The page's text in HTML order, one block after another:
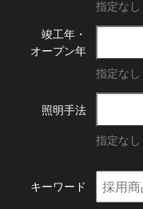
指定なし
竣工年・
オープン年
指定なし
照明手法
指定なし
キーワード